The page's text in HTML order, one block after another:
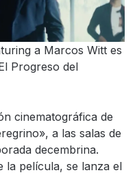
a Marcos Witt es
Progreso del
cinematográfica de
a las salas de
decembrina.
la película, se lanza el